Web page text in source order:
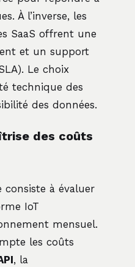
À l’inverse, les
SaaS offrent une
et un support
Le choix
technique des
des données.
des coûts
à évaluer
IoT
mensuel.
les coûts
, la